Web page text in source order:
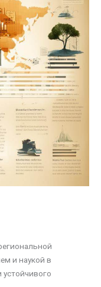
и наукой в